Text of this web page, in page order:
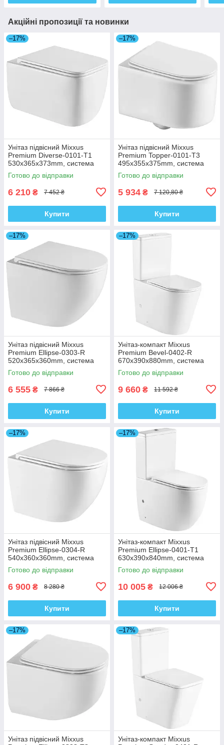
Акційні пропозиції та новинки
–17%
Унітаз підвісний Mixxus
Premium Diverse-0101-T1
530x365x373mm, система
змиву Tornado 1.0 (MP6477)
Готово до відправки
6 210 ₴ 7 452 ₴
Купити
–17%
Унітаз підвісний Mixxus
Premium Topper-0101-T3
495x355x375mm, система
змиву Tornado 1.0 (MP6476)
Готово до відправки
5 934 ₴ 7 120,80 ₴
Купити
–17%
Унітаз підвісний Mixxus
Premium Ellipse-0303-R
520x365x360mm, система
змиву Rimless (MP6463)
Готово до відправки
6 555 ₴ 7 866 ₴
Купити
–17%
Унітаз-компакт Mixxus
Premium Bevel-0402-R
670x390x880mm, система
змиву RIMLESS (MP6474)
Готово до відправки
9 660 ₴ 11 592 ₴
Купити
–17%
Унітаз підвісний Mixxus
Premium Ellipse-0304-R
540x360x360mm, система
змиву Rimless (MP6466)
Готово до відправки
6 900 ₴ 8 280 ₴
Купити
–17%
Унітаз-компакт Mixxus
Premium Ellipse-0401-T1
630x390x840mm, система
змиву TORNADO 1.0
(MP6467)
Готово до відправки
10 005 ₴ 12 006 ₴
Купити
–17%
Унітаз підвісний Mixxus
–17%
Унітаз-компакт Mixxus